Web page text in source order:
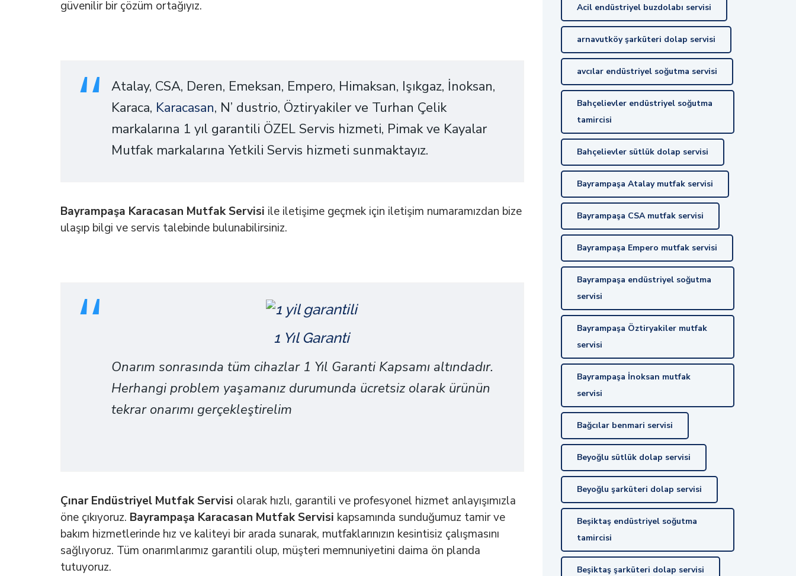
güvenilir bir çözüm ortağıyız.
Atalay, CSA, Deren, Emeksan, Empero, Himaksan, Işıkgaz, İnoksan,
Karaca, Karacasan, N’ dustrio, Öztiryakiler ve Turhan Çelik
markalarına 1 yıl garantili ÖZEL Servis hizmeti, Pimak ve Kayalar
Mutfak markalarına Yetkili Servis hizmeti sunmaktayız.
Bayrampaşa Karacasan Mutfak Servisi ile iletişime geçmek için iletişim numaramızdan bize
ulaşıp bilgi ve servis talebinde bulunabilirsiniz.
1 Yıl Garanti
Onarım sonrasında tüm cihazlar 1 Yıl Garanti Kapsamı altındadır.
Herhangi problem yaşamanız durumunda ücretsiz olarak ürünün
tekrar onarımı gerçekleştirelim
Çınar Endüstriyel Mutfak Servisi olarak hızlı, garantili ve profesyonel hizmet anlayışımızla
öne çıkıyoruz. Bayrampaşa Karacasan Mutfak Servisi kapsamında sunduğumuz tamir ve
bakım hizmetlerinde hız ve kaliteyi bir arada sunarak, mutfaklarınızın kesintisiz çalışmasını
sağlıyoruz. Tüm onarımlarımız garantili olup, müşteri memnuniyetini daima ön planda
tutuyoruz.
Acil endüstriyel buzdolabı servisi
arnavutköy şarküteri dolap servisi
avcılar endüstriyel soğutma servisi
Bahçelievler endüstriyel soğutma
tamircisi
Bahçelievler sütlük dolap servisi
Bayrampaşa Atalay mutfak servisi
Bayrampaşa CSA mutfak servisi
Bayrampaşa Empero mutfak servisi
Bayrampaşa endüstriyel soğutma
servisi
Bayrampaşa Öztiryakiler mutfak
servisi
Bayrampaşa İnoksan mutfak
servisi
Bağcılar benmari servisi
Beyoğlu sütlük dolap servisi
Beyoğlu şarküteri dolap servisi
Beşiktaş endüstriyel soğutma
tamircisi
Beşiktaş şarküteri dolap servisi